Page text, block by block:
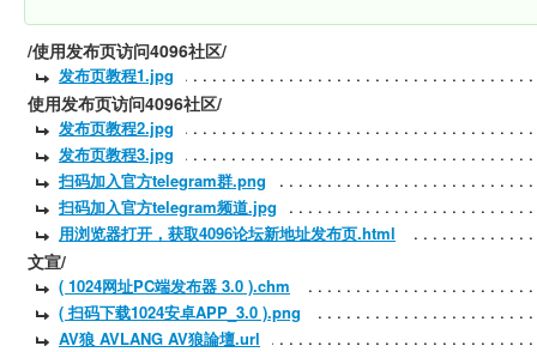
/使用发布页访问4096社区/
发布页教程1.jpg
使用发布页访问4096社区/
发布页教程2.jpg
发布页教程3.jpg
扫码加入官方telegram群.png
扫码加入官方telegram频道.jpg
用浏览器打开，获取4096论坛新地址发布页.html
文宣/
( 1024网址PC端发布器 3.0 ).chm
( 扫码下载1024安卓APP_3.0 ).png
AV狼 AVLANG AV狼論壇.url